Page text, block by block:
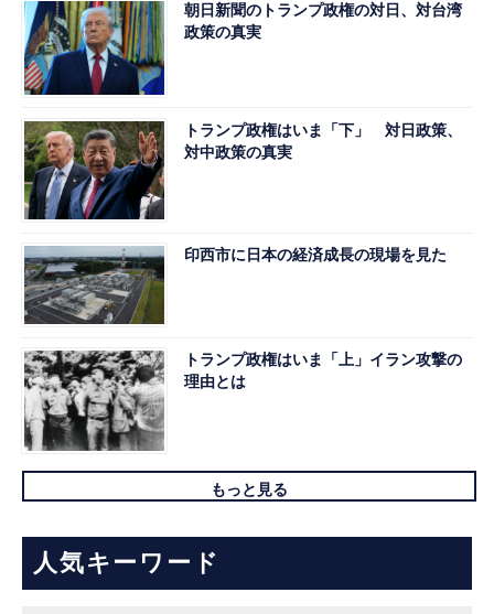
朝日新聞のトランプ政権の対日、対台湾
政策の真実
トランプ政権はいま「下」 対日政策、
対中政策の真実
印西市に日本の経済成長の現場を見た
トランプ政権はいま「上」イラン攻撃の
理由とは
もっと見る
人気キーワード